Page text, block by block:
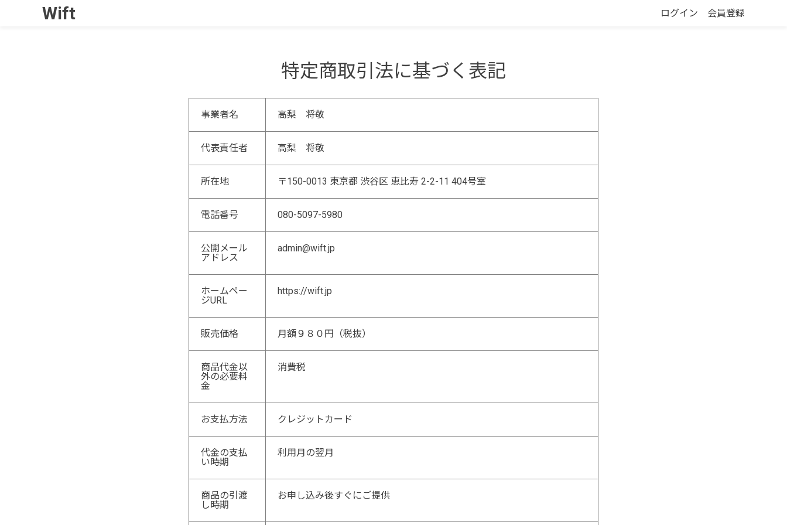
Wift ログイン 会員登録
特定商取引法に基づく表記
事業者名 高梨 将敬
代表責任者 高梨 将敬
所在地 〒150-0013 東京都 渋谷区 恵比寿 2-2-11 404号室
電話番号 080-5097-5980
公開メール
アドレス
admin@wift.jp
ホームペー
ジURL
https://wift.jp
販売価格 月額９８０円（税抜）
商品代金以
外の必要料
金
消費税
お支払方法 クレジットカード
代金の支払
い時期
利用月の翌月
商品の引渡
し時期
お申し込み後すぐにご提供